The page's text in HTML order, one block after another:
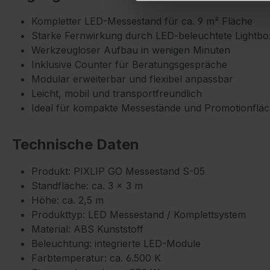
Kompletter LED-Messestand für ca. 9 m² Fläche
Starke Fernwirkung durch LED-beleuchtete
Werkzeugloser Aufbau in wenigen Minuten
Inklusive Counter für Beratungsgespräche
Modular erweiterbar und flexibel anpassbar
Leicht, mobil und transportfreundlich
Ideal für kompakte Messestände und
Technische Daten
Produkt: PIXLIP GO Messestand S-05
Standfläche: ca. 3 × 3 m
Höhe: ca. 2,5 m
Produkttyp: LED Messestand / Komplettsystem
Material: ABS Kunststoff
Beleuchtung: integrierte LED-Module
Farbtemperatur: ca. 6.500 K